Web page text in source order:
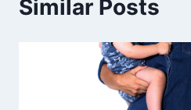
Similar Posts